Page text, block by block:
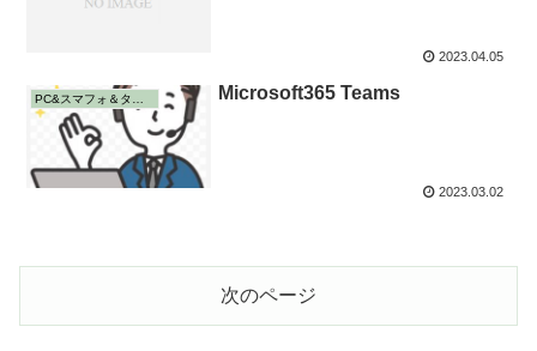
2023.04.05
Microsoft365 Teams
2023.03.02
次のページ